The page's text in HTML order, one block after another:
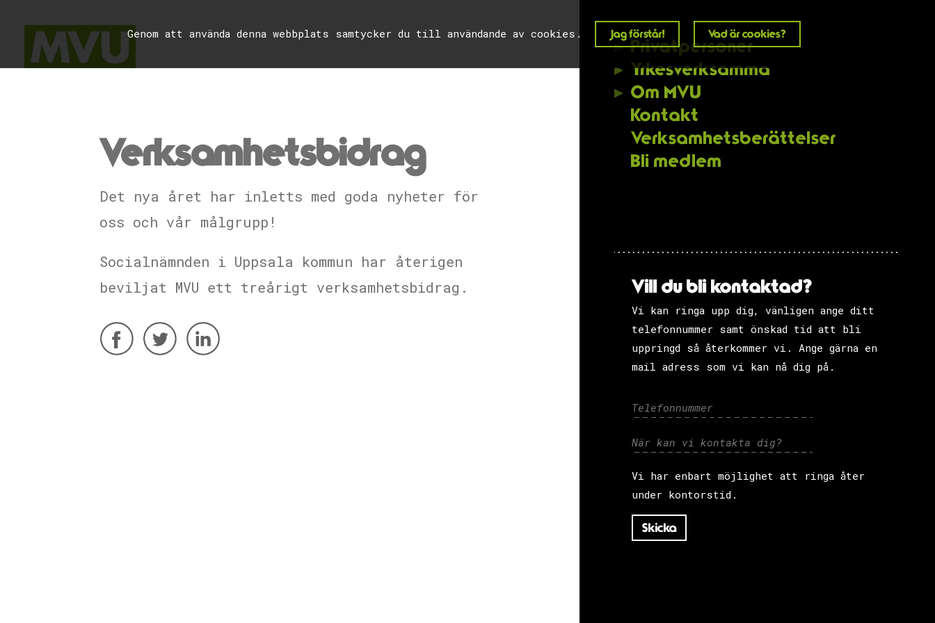
Genom att använda denna webbplats samtycker du till användande av cookies. Jag förstår! Vad är cookies?
Verksamhetsbidrag
Det nya året har inletts med goda nyheter för
oss och vår målgrupp!
Socialnämnden i Uppsala kommun har återigen
beviljat MVU ett treårigt verksamhetsbidrag.
Privatpersoner
Yrkesverksamma
Om MVU
Kontakt
Verksamhets­berättelser
Bli medlem
Vill du bli kontaktad?
Vi kan ringa upp dig, vänligen ange ditt
telefonnummer samt önskad tid att bli
uppringd så återkommer vi. Ange gärna en
mail adress som vi kan nå dig på.
Vi har enbart möjlighet att ringa åter
under kontorstid.